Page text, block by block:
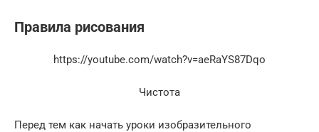
Правила рисования
https://youtube.com/watch?v=aeRaYS87Dqo
Чистота
Перед тем как начать уроки изобразительного